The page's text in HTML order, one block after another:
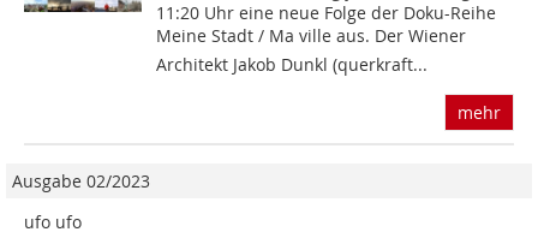
11:20 Uhr eine neue Folge der Doku-Reihe
Meine Stadt / Ma ville aus. Der Wiener
Architekt Jakob Dunkl (querkraft...
mehr
Ausgabe 02/2023
ufo ufo